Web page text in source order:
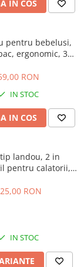
IN COS
pentru bebelusi,
ergonomic, 3+
RON
IN STOC
IN COS
landou, 2 in
pentru calatorii,
RON
IN STOC